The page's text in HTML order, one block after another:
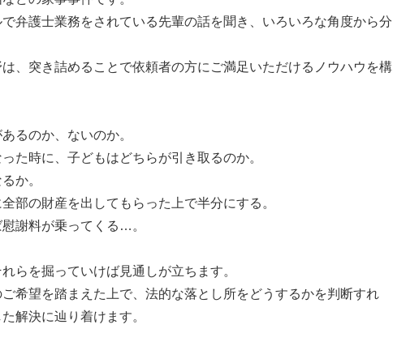
弁護士業務をされている先輩の話を聞き、いろいろな角度から分
、突き詰めることで依頼者の方にご満足いただけるノウハウを構
るのか、ないのか。
た時に、子どもはどちらが引き取るのか。
か。
部の財産を出してもらった上で半分にする。
謝料が乗ってくる…。
らを掘っていけば見通しが立ちます。
希望を踏まえた上で、法的な落とし所をどうするかを判断すれ
解決に辿り着けます。